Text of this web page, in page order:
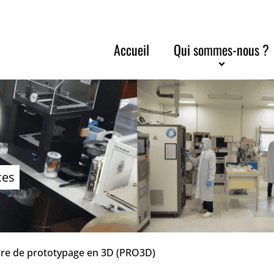
Accueil Qui sommes-nous ?
de prototypage en 3D (PRO3D)